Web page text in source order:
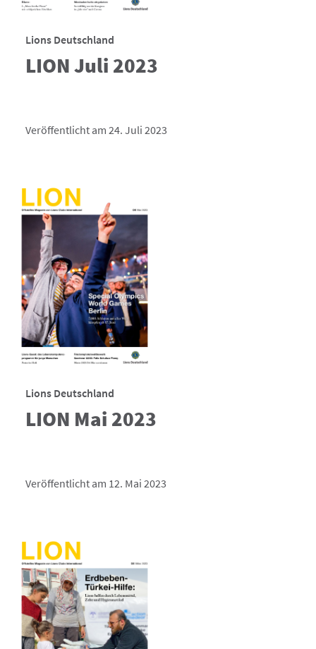
Lions Deutschland
LION Juli 2023
Veröffentlicht am 24. Juli 2023
Lions Deutschland
LION Mai 2023
Veröffentlicht am 12. Mai 2023